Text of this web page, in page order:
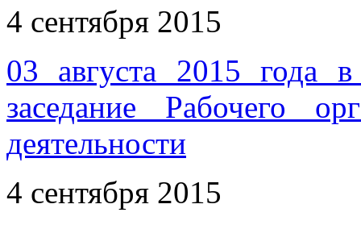
4 сентября 2015
03 августа 2015 года
заседание Рабочего
деятельности
4 сентября 2015